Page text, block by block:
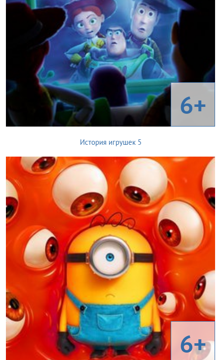
6+
История игрушек 5
6+